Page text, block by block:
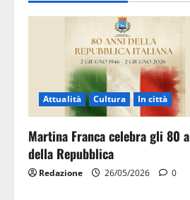
Attualità Cultura In città
Martina Franca celebra gli 80
della Repubblica
Redazione 26/05/2026 0